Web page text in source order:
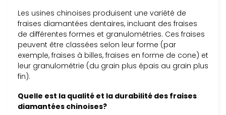
Les usines chinoises produisent une variété de
fraises diamantées dentaires, incluant des fraises
de différentes formes et granulométries. Ces fraises
peuvent être classées selon leur forme (par
exemple, fraises à billes, fraises en forme de cone) et
leur granulométrie (du grain plus épais au grain plus
fin).
Quelle est la qualité et la durabilité des fraises
diamantées chinoises?